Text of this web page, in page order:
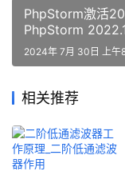
PhpStorm激活
PhpStorm
2024年 7月 30日 上午
相关推荐